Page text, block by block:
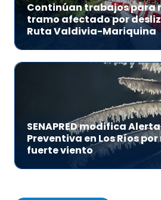
Continúan trabajos para
tramo afectado por
Ruta Valdivia-Mariquina
SENAPRED modifica
Preventiva en Los Ríos
fuerte viento